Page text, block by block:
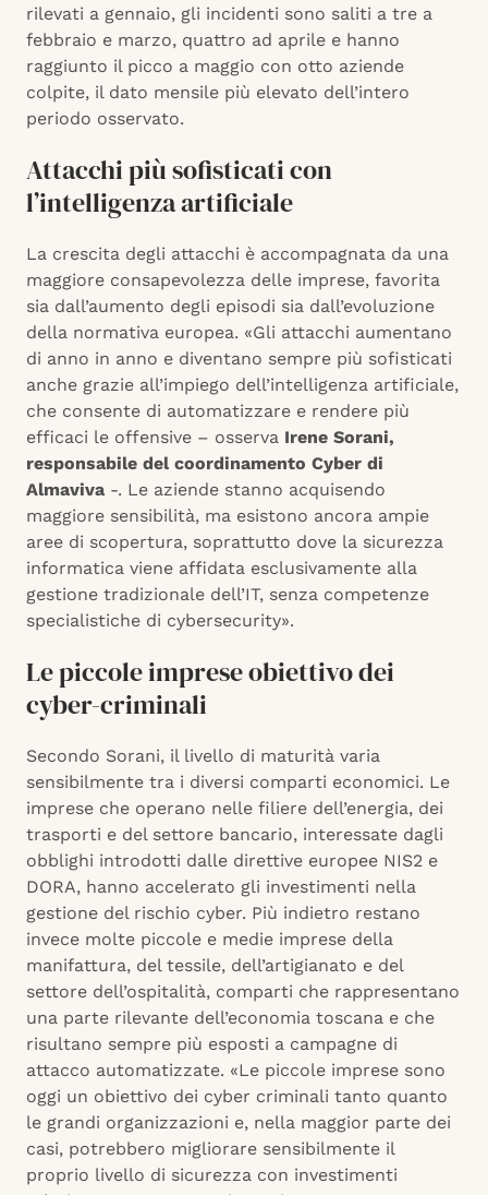
rilevati a gennaio, gli incidenti sono saliti a tre a
febbraio e marzo, quattro ad aprile e hanno
raggiunto il picco a maggio con otto aziende
colpite, il dato mensile più elevato dell’intero
periodo osservato.
Attacchi più sofisticati con
l’intelligenza artificiale
La crescita degli attacchi è accompagnata da una
maggiore consapevolezza delle imprese, favorita
sia dall’aumento degli episodi sia dall’evoluzione
della normativa europea. «Gli attacchi aumentano
di anno in anno e diventano sempre più sofisticati
anche grazie all’impiego dell’intelligenza artificiale,
che consente di automatizzare e rendere più
efficaci le offensive – osserva Irene Sorani,
responsabile del coordinamento Cyber di
Almaviva -. Le aziende stanno acquisendo
maggiore sensibilità, ma esistono ancora ampie
aree di scopertura, soprattutto dove la sicurezza
informatica viene affidata esclusivamente alla
gestione tradizionale dell’IT, senza competenze
specialistiche di cybersecurity».
Le piccole imprese obiettivo dei
cyber-criminali
Secondo Sorani, il livello di maturità varia
sensibilmente tra i diversi comparti economici. Le
imprese che operano nelle filiere dell’energia, dei
trasporti e del settore bancario, interessate dagli
obblighi introdotti dalle direttive europee NIS2 e
DORA, hanno accelerato gli investimenti nella
gestione del rischio cyber. Più indietro restano
invece molte piccole e medie imprese della
manifattura, del tessile, dell’artigianato e del
settore dell’ospitalità, comparti che rappresentano
una parte rilevante dell’economia toscana e che
risultano sempre più esposti a campagne di
attacco automatizzate. «Le piccole imprese sono
oggi un obiettivo dei cyber criminali tanto quanto
le grandi organizzazioni e, nella maggior parte dei
casi, potrebbero migliorare sensibilmente il
proprio livello di sicurezza con investimenti